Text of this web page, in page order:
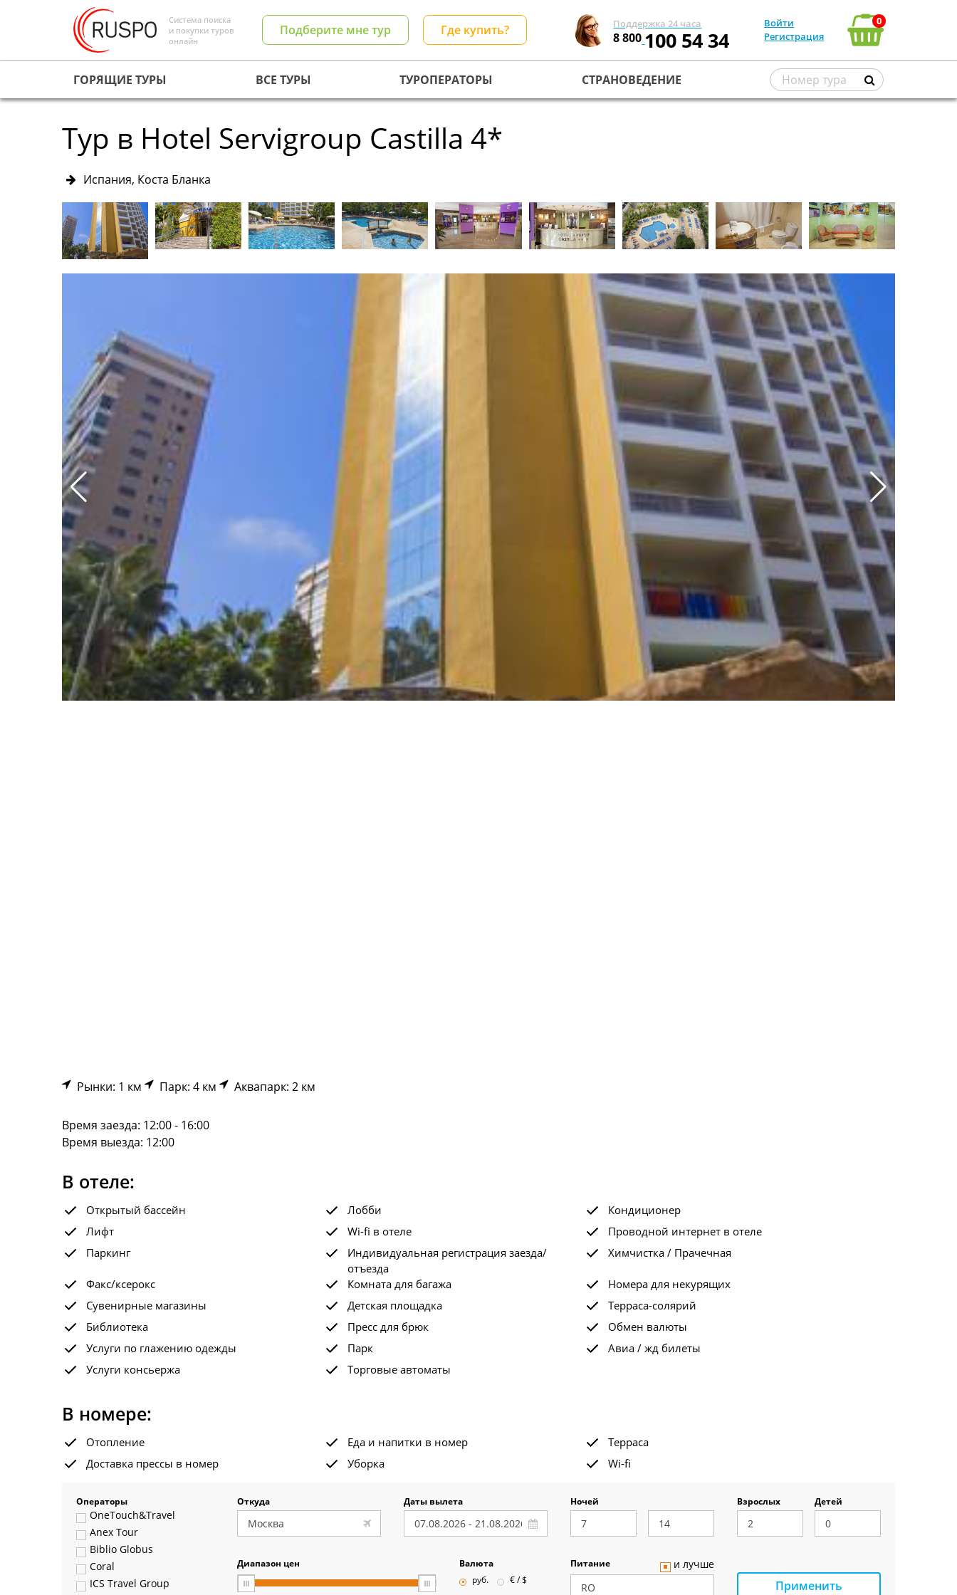
Система поиска
и покупки туров
онлайн
Подберите мне тур Где купить? Поддержка 24 часа
8 800100 54 34
Войти
Регистрация
0
ГОРЯЩИЕ ТУРЫ ВСЕ ТУРЫ ТУРОПЕРАТОРЫ СТРАНОВЕДЕНИЕ
Тур в Hotel Servigroup Castilla 4*
Испания, Коста Бланка
Рынки: 1 км Парк: 4 км Аквапарк: 2 км
Время заезда: 12:00 - 16:00
Время выезда: 12:00
В отеле:
Открытый бассейн Лобби
Кондиционер
Лифт
Wi-fi в отеле
Проводной интернет в отеле
Паркинг
Индивидуальная регистрация заезда/
отъезда
Химчистка / Прачечная
Факс/ксерокс Комната для багажа
Номера для некурящих
Сувенирные магазины
Детская площадка
Терраса-солярий
Библиотека
Пресс для брюк
Обмен валюты
Услуги по глажению одежды
Парк
Авиа / жд билеты
Услуги консьержа
Торговые автоматы
В номере:
Отопление Еда и напитки в номер
Терраса
Доставка прессы в номер
Уборка Wi-fi
Операторы
OneTouch&Travel
Anex Tour
Biblio Globus
Coral
ICS Travel Group
Откуда Даты вылета Ночей Взрослых Детей
Диапазон цен
Валюта
руб.
€ / $
Питание и лучше
Применить